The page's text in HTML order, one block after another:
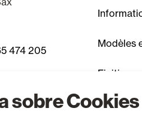
sobre Cookies
474 205
Modèles
Finitions
Articles